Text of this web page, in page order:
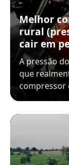
Melhor
rural
cair em
A pressão
que